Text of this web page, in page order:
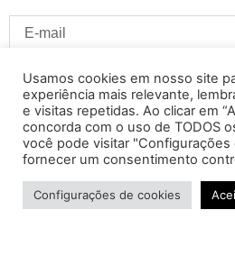
ENVIAR
Usamos cookies em nosso site
experiência mais relevante,
e visitas repetidas. Ao clicar em
concorda com o uso de TODOS
você pode visitar "Configurações
fornecer um consentimento
Configurações de cookies